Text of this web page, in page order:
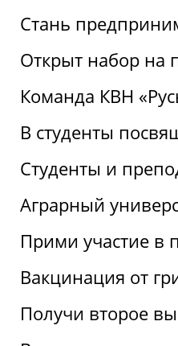
Стань
Открыт набор на
Команда КВН
В студенты
Студенты и
Аграрный
Прими участие в
Вакцинация от
Получи второе